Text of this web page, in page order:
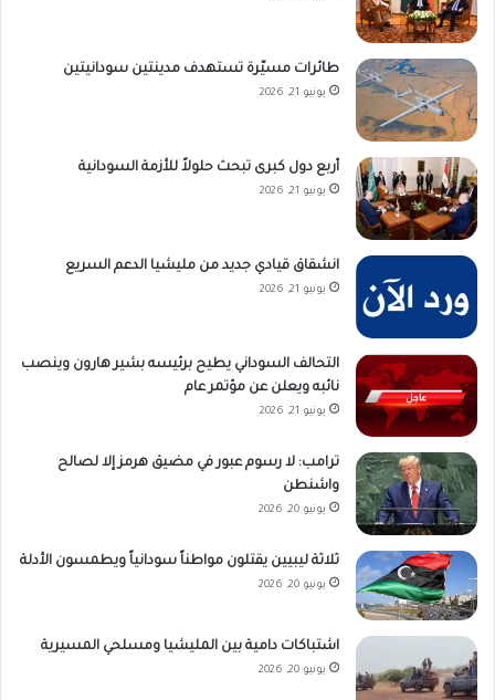
طائرات مسيّرة تستهدف مدينتين سودانيتين
يونيو 21, 2026
أربع دول كبرى تبحث حلولاً للأزمة السودانية
يونيو 21, 2026
انشقاق قيادي جديد من مليشيا الدعم السريع
يونيو 21, 2026
التحالف السوداني يطيح برئيسه بشير هارون وينصب
نائبه ويعلن عن مؤتمر عام
يونيو 21, 2026
ترامب: لا رسوم عبور في مضيق هرمز إلا لصالح
واشنطن
يونيو 20, 2026
ثلاثة ليبيين يقتلون مواطناً سودانياً ويطمسون الأدلة
يونيو 20, 2026
اشتباكات دامية بين المليشيا ومسلحي المسيرية
يونيو 20, 2026